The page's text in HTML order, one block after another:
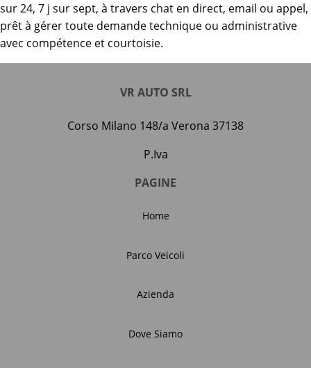
sur 24, 7 j sur sept, à travers chat en direct, email ou appel,
prêt à gérer toute demande technique ou administrative
avec compétence et courtoisie.
VR AUTO SRL
Corso Milano 148/a Verona 37138
P.Iva
PAGINE
Home
Parco Veicoli
Azienda
Dove Siamo